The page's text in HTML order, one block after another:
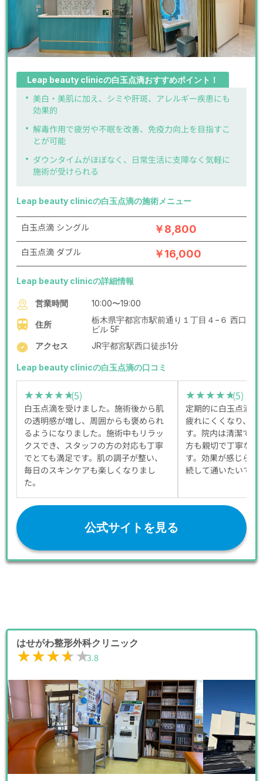
Leap beauty clinicの白玉点滴おすすめポイント！
美白・美肌に加え、シミや肝斑、アレルギー疾患にも
効果的
解毒作用で疲労や不眠を改善、免疫力向上を目指すこ
とが可能
ダウンタイムがほぼなく、日常生活に支障なく気軽に
施術が受けられる
Leap beauty clinicの白玉点滴の施術メニュー
白玉点滴 シングル ￥8,800
白玉点滴 ダブル ￥16,000
Leap beauty clinicの詳細情報
営業時間 10:00〜19:00
住所
栃木県宇都宮市駅前通り１丁目４−６ 西口
ビル 5F
アクセス
JR宇都宮駅西口徒歩1分
Leap beauty clinicの白玉点滴の口コミ
★★★★★
★★★★★(5)
白玉点滴を受けました。施術後から肌
の透明感が増し、周囲からも褒められ
るようになりました。施術中もリラッ
クスでき、スタッフの方の対応も丁寧
でとても満足です。肌の調子が整い、
毎日のスキンケアも楽しくなりまし
た。
★★★★★
★★★★★(5)
定期的に白玉点滴
疲れにくくなり、肌
す。院内は清潔で、
方も親切で丁寧なの
す。効果が感じられ
続して通いたいです
公式サイトを見る
はせがわ整形外科クリニック
★★★★★
★★★★★3.8